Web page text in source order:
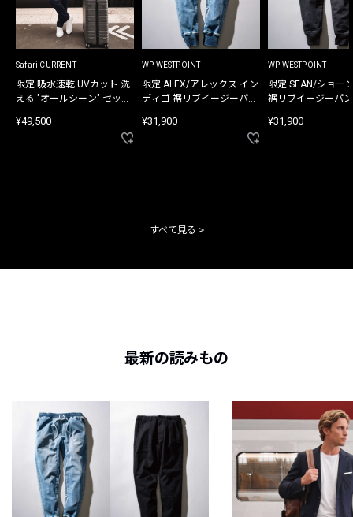
Safari CURRENT
限定 吸水速乾 UVカット 洗
える "オールシーン" セット
¥49,500
WP WESTPOINT
限定 ALEX/アレックス イン
ディゴ 裾リブイージーパン
¥31,900
WP WESTPOINT
限定 SEAN/ショー
裾リブイージーパ
¥31,900
すべて見る
最新の読みもの